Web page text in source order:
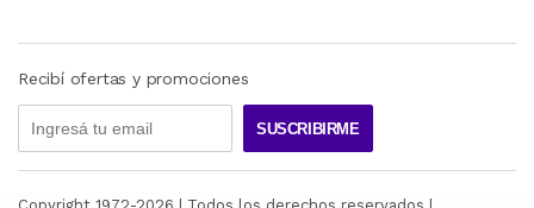
Recibí ofertas y promociones
SUSCRIBIRME